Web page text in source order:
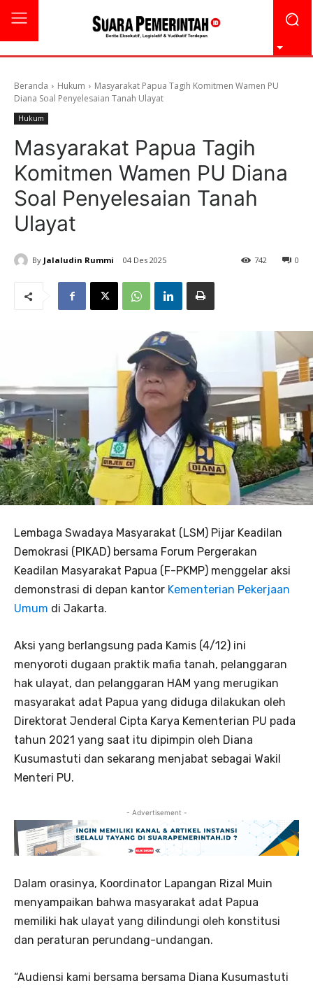
Beranda Hukum
Masyarakat Papua Tagih Komitmen Wamen PU
Diana Soal Penyelesaian Tanah Ulayat
Hukum
Masyarakat Papua Tagih
Komitmen Wamen PU Diana
Soal Penyelesaian Tanah
Ulayat
By Jalaludin Rummi 04 Des 2025 0
742
Lembaga Swadaya Masyarakat (LSM) Pijar Keadilan
Demokrasi (PIKAD) bersama Forum Pergerakan
Keadilan Masyarakat Papua (F-PKMP) menggelar aksi
demonstrasi di depan kantor Kementerian Pekerjaan
Umum di Jakarta.
Aksi yang berlangsung pada Kamis (4/12) ini
menyoroti dugaan praktik mafia tanah, pelanggaran
hak ulayat, dan pelanggaran HAM yang merugikan
masyarakat adat Papua yang diduga dilakukan oleh
Direktorat Jenderal Cipta Karya Kementerian PU pada
tahun 2021 yang saat itu dipimpin oleh Diana
Kusumastuti dan sekarang menjabat sebagai Wakil
Menteri PU.
- Advertisement -
Dalam orasinya, Koordinator Lapangan Rizal Muin
menyampaikan bahwa masyarakat adat Papua
memiliki hak ulayat yang dilindungi oleh konstitusi
dan peraturan perundang-undangan.
“Audiensi kami bersama bersama Diana Kusumastuti